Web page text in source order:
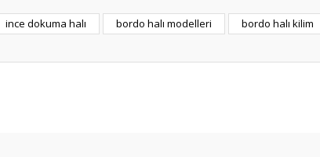
Yorum Yaz
konularda yetersiz gördüğünüz noktaları öneri formunu
ince dokuma halı bordo halı modelleri bordo halı kilim